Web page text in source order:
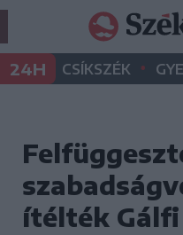
24H CSÍKSZÉK •
ítélték